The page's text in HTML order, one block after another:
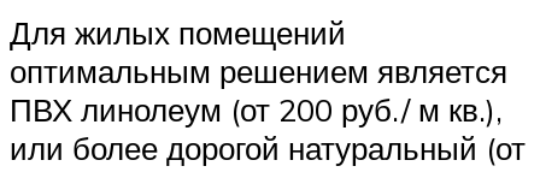
Для жилых помещений
оптимальным решением является
ПВХ линолеум (от 200 руб./ м кв.),
или более дорогой натуральный (от